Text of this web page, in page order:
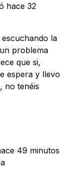
hace 32
la
problema
que si,
espera y llevo
no tenéis
49 minutos